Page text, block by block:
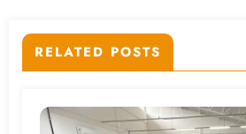
RELATED POSTS